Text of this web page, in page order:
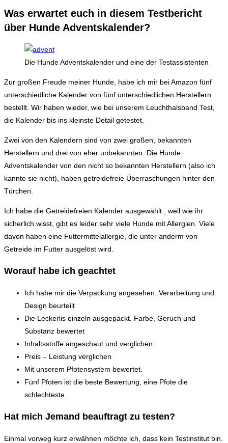
Was erwartet euch in diesem Testbericht
über Hunde Adventskalender?
Die Hunde Adventskalender und eine der Testassistenten
Zur großen Freude meiner Hunde, habe ich mir bei Amazon fünf
unterschiedliche Kalender von fünf unterschiedlichen Herstellern
bestellt. Wir haben wieder, wie bei unserem Leuchthalsband Test,
die Kalender bis ins kleinste Detail getestet.
Zwei von den Kalendern sind von zwei großen, bekannten
Herstellern und drei von eher unbekannten. Die Hunde
Adventskalender von den nicht so bekannten Herstellern (also ich
kannte sie nicht), haben getreidefreie Überraschungen hinter den
Türchen.
Ich habe die Getreidefreien Kalender ausgewählt , weil wie ihr
sicherlich wisst, gibt es leider sehr viele Hunde mit Allergien. Viele
davon haben eine Futtermittelallergie, die unter anderm von
Getreide im Futter ausgelöst wird.
Worauf habe ich geachtet
Ich habe mir die Verpackung angesehen. Verarbeitung und
Design beurteilt
Die Leckerlis einzeln ausgepackt. Farbe, Geruch und
Substanz bewertet
Inhaltsstoffe angeschaut und verglichen
Preis – Leistung verglichen
Mit unserem Pfotensystem bewertet.
Fünf Pfoten ist die beste Bewertung, eine Pfote die
schlechteste.
Hat mich Jemand beauftragt zu testen?
Einmal vorweg kurz erwähnen möchte ich, dass kein Testinstitut bin.